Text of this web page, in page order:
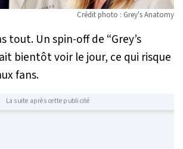
Crédit photo : Grey's Anatomy
tout. Un spin-off de “Grey’s
bientôt voir le jour, ce qui risque
fans.
La suite après cette publicité